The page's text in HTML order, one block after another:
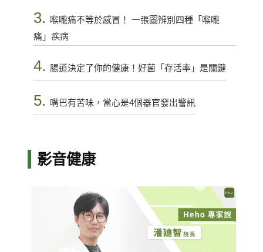
3.
喉嚨痛不等於感冒！ 一張圖辨別四種「喉嚨
痛」疾病
4. 腸道決定了你的健康！好菌「存活率」是關鍵
5. 嘴巴有苦味，當心是4個器官發出警訊
影音健康